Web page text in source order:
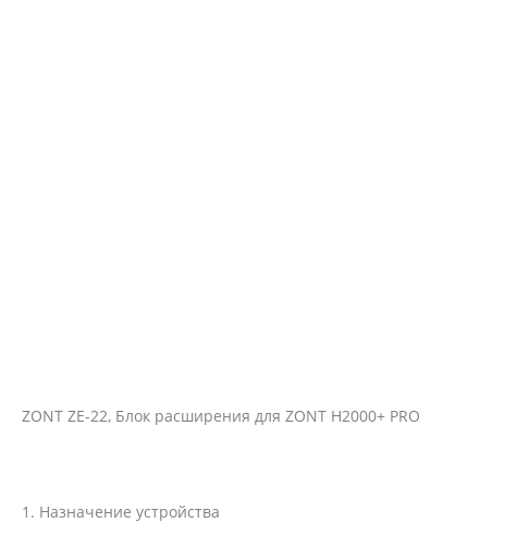
ZONT ZE-22, Блок расширения для ZONT H2000+ PRO
1. Назначение устройства